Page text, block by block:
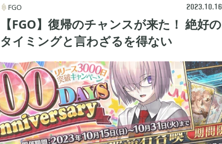
【FGO】復帰のチャンスが来た！ 絶好の
タイミングと言わざるを得ない
 FGO 2023.10.16
Category
ニンテンドースイッチ
牧場物語 再会のミネラルタウン 48
ぽこ あ ポケモン 3